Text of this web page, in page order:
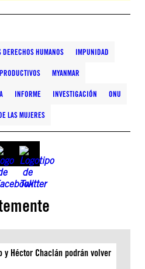
DERECHOS HUMANOS IMPUNIDAD
MYANMAR
INFORME INVESTIGACIÓN ONU
LAS MUJERES
y Héctor Chaclán podrán volver